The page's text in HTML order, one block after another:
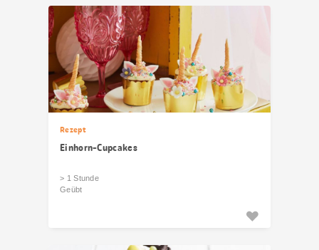
Rezept
Einhorn-Cupcakes
> 1 Stunde
Geübt